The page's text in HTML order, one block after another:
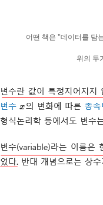
어떤 책은 "데이터를 담
위의 두